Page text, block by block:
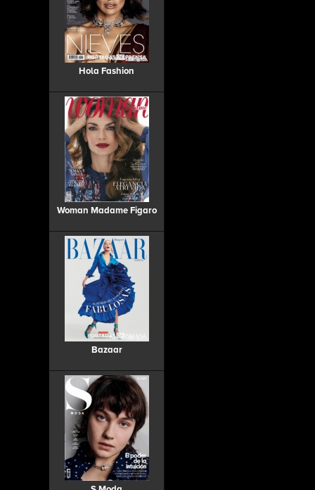
Hola Fashion
Woman Madame Figaro
Bazaar